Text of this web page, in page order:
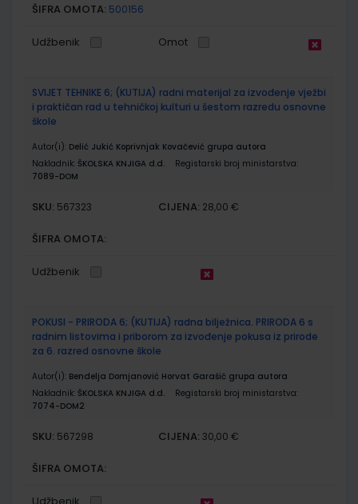
ŠIFRA OMOTA: 500156
Udžbenik Omot
SVIJET TEHNIKE 6; (KUTIJA) radni materijal za izvođenje vježbi
i praktičan rad u tehničkoj kulturi u šestom razredu osnovne
škole
Autor(i): Delić Jukić Koprivnjak Kovačević grupa autora
Nakladnik: ŠKOLSKA KNJIGA d.d.
Registarski broj ministarstva:
7089-DOM
SKU: 567323 CIJENA: 28,00 €
ŠIFRA OMOTA:
Udžbenik
POKUSI - PRIRODA 6; (KUTIJA) radna bilježnica. PRIRODA 6 s
radnim listovima i priborom za izvođenje pokusa iz prirode
za 6. razred osnovne škole
Autor(i): Bendelja Domjanović Horvat Garašić grupa autora
Nakladnik: ŠKOLSKA KNJIGA d.d.
Registarski broj ministarstva:
7074-DOM2
SKU: 567298 CIJENA: 30,00 €
ŠIFRA OMOTA: